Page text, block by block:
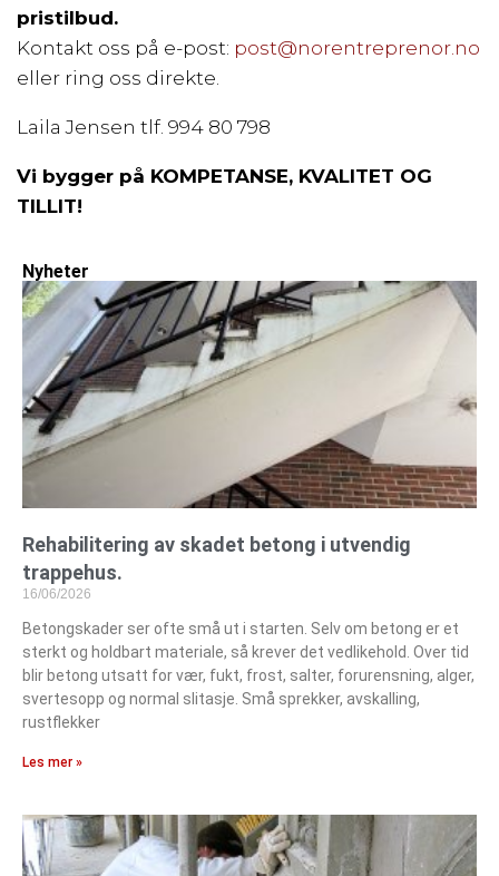
pristilbud.
Kontakt oss på e-post: post@norentreprenor.no
eller ring oss direkte.
Laila Jensen tlf. 994 80 798
Vi bygger på KOMPETANSE, KVALITET OG
TILLIT!
Nyheter
Rehabilitering av skadet betong i utvendig
trappehus.
16/06/2026
Betongskader ser ofte små ut i starten. Selv om betong er et
sterkt og holdbart materiale, så krever det vedlikehold. Over tid
blir betong utsatt for vær, fukt, frost, salter, forurensning, alger,
svertesopp og normal slitasje. Små sprekker, avskalling,
rustflekker
Les mer »